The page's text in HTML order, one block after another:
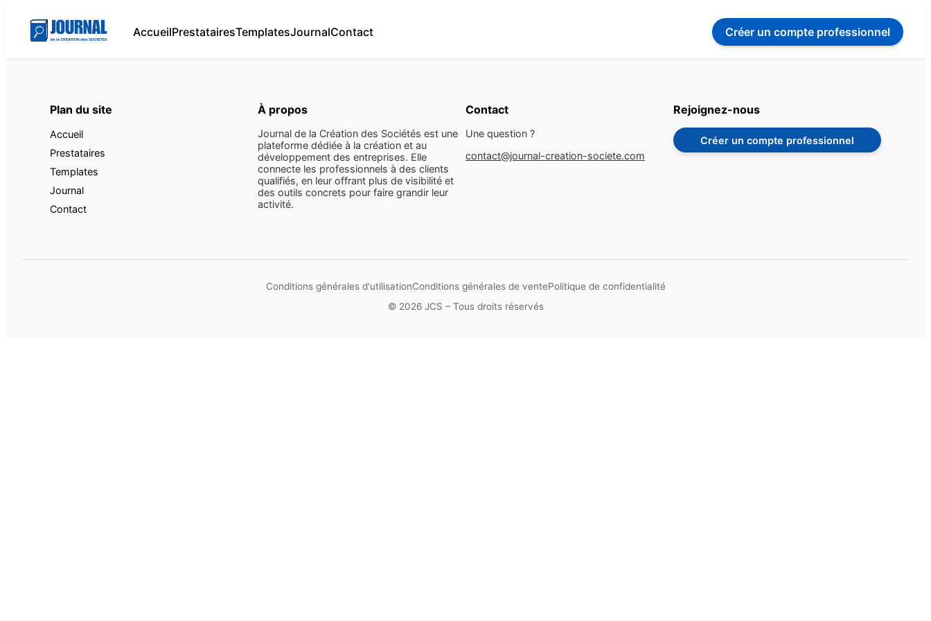
AccueilPrestatairesTemplatesJournalContact Créer un compte professionnel
Plan du site
Accueil
Prestataires
Templates
Journal
Contact
À propos
Journal de la Création des Sociétés est une
plateforme dédiée à la création et au
développement des entreprises. Elle
connecte les professionnels à des clients
qualifiés, en leur offrant plus de visibilité et
des outils concrets pour faire grandir leur
activité.
Contact
Une question ?
contact@journal-creation-societe.com
Rejoignez-nous
Créer un compte professionnel
Conditions générales d'utilisationConditions générales de ventePolitique de confidentialité
© 2026 JCS – Tous droits réservés